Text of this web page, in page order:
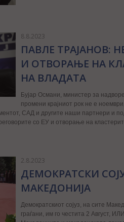
8.8.2023
ПАВЛЕ ТРАЈАНОВ:
И ОТВОРАЊЕ НА
НА ВЛАДАТА
Бујар Османи, министер за
промени крајниот рок не е
САД и другите наши партнери и
со ЕУ и отворање на
2.8.2023
ДЕМОКРАТСКИ
МАКЕДОНИЈА
Демократскиот сојуз, на сите
граѓани, им го честита 2 Август,